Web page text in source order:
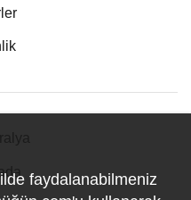
faydalanabilmeniz